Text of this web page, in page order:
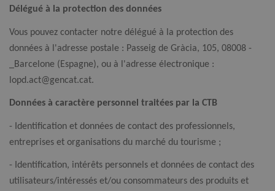
Délégué à la protection des données
Vous pouvez contacter notre délégué à la protection des
données à l'adresse postale : Passeig de Gràcia, 105, 08008 -
_Barcelone (Espagne), ou à l'adresse électronique :
lopd.act@gencat.cat.
Données à caractère personnel traitées par la CTB
- Identification et données de contact des professionnels,
entreprises et organisations du marché du tourisme ;
- Identification, intérêts personnels et données de contact des
utilisateurs/intéressés et/ou consommateurs des produits et